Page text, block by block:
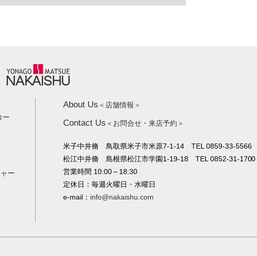
ー
ー
About Us ＜店舗情報＞
Contact Us ＜お問合せ・来店予約＞
米子中井脩 鳥取県米子市米原7-1-14 TEL 0859-33-5566
松江中井脩 島根県松江市学園1-19-18 TEL 0852-31-1700
営業時間 10:00～18:30
定休日：毎週火曜日・水曜日
e-mail： info@nakaishu.com